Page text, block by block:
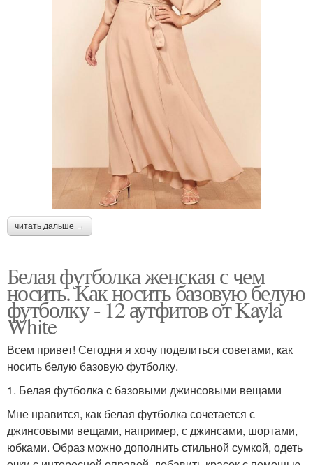
читать дальше →
Белая футболка женская с чем
носить. Как носить базовую белую
футболку - 12 аутфитов от Kayla
White
Всем привет! Сегодня я хочу поделиться советами, как
носить белую базовую футболку.
1. Белая футболка с базовыми джинсовыми вещами
Мне нравится, как белая футболка сочетается с
джинсовыми вещами, например, с джинсами, шортами,
юбками. Образ можно дополнить стильной сумкой, одеть